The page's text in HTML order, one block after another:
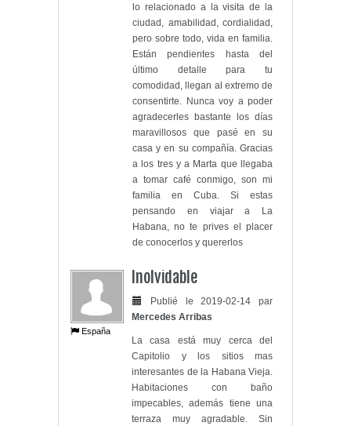
lo relacionado a la visita de la
ciudad, amabilidad, cordialidad,
pero sobre todo, vida en familia.
Están pendientes hasta del
último detalle para tu
comodidad, llegan al extremo de
consentirte. Nunca voy a poder
agradecerles bastante los días
maravillosos que pasé en su
casa y en su compañía. Gracias
a los tres y a Marta que llegaba
a tomar café conmigo, son mi
familia en Cuba. Si estas
pensando en viajar a La
Habana, no te prives el placer
de conocerlos y quererlos
España
Inolvidable
Publié le 2019-02-14 par
Mercedes Arribas
La casa está muy cerca del
Capitolio y los sitios mas
interesantes de la Habana Vieja.
Habitaciones con baño
impecables, además tiene una
terraza muy agradable. Sin